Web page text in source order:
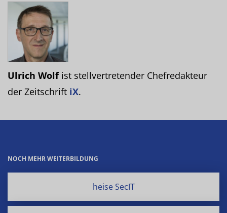
Ulrich Wolfist stellvertretender Chefredakteur
der Zeitschrift iX.
NOCH MEHR WEITERBILDUNG
heise SecIT